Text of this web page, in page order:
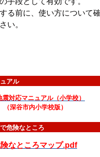
る前に、使い方について
い。
アル
震対応マニュアル（小学校）
（深谷市内小学校版）
危険なところ
なところマップ.pdf